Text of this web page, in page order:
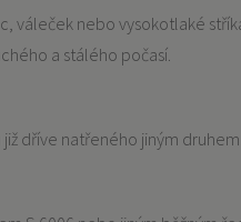
váleček nebo vysokotlaké
a stálého počasí.
dříve natřeného jiným